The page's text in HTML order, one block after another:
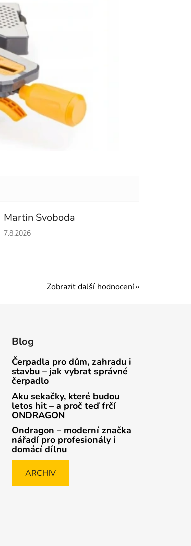
Martin Svoboda
Hodnocení obchodu je 5 z 5 hvězdiček.
7.8.2026
Zobrazit další hodnocení
Blog
Čerpadla pro dům, zahradu i
stavbu – jak vybrat správné
čerpadlo
Aku sekačky, které budou
letos hit – a proč teď frčí
ONDRAGON
Ondragon – moderní značka
nářadí pro profesionály i
domácí dílnu
ARCHIV